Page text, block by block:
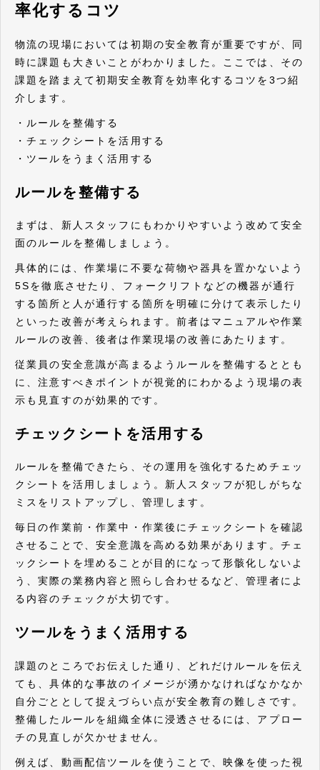
率化するコツ
物流の現場においては初期の安全教育が重要ですが、同
時に課題も大きいことがわかりました。ここでは、その
課題を踏まえて初期安全教育を効率化するコツを3つ紹
介します。
・ルールを整備する
・チェックシートを活用する
・ツールをうまく活用する
ルールを整備する
まずは、新人スタッフにもわかりやすいよう改めて安全
面のルールを整備しましょう。
具体的には、作業場に不要な荷物や器具を置かないよう
5Sを徹底させたり、フォークリフトなどの機器が通行
する箇所と人が通行する箇所を明確に分けて表示したり
といった改善が考えられます。前者はマニュアルや作業
ルールの改善、後者は作業現場の改善にあたります。
従業員の安全意識が高まるようルールを整備するととも
に、注意すべきポイントが視覚的にわかるよう現場の表
示も見直すのが効果的です。
チェックシートを活用する
ルールを整備できたら、その運用を強化するためチェッ
クシートを活用しましょう。新人スタッフが犯しがちな
ミスをリストアップし、管理します。
毎日の作業前・作業中・作業後にチェックシートを確認
させることで、安全意識を高める効果があります。チェ
ックシートを埋めることが目的になって形骸化しないよ
う、実際の業務内容と照らし合わせるなど、管理者によ
る内容のチェックが大切です。
ツールをうまく活用する
課題のところでお伝えした通り、どれだけルールを伝え
ても、具体的な事故のイメージが湧かなければなかなか
自分ごととして捉えづらい点が安全教育の難しさです。
整備したルールを組織全体に浸透させるには、アプロー
チの見直しが欠かせません。
例えば、動画配信ツールを使うことで、映像を使った視